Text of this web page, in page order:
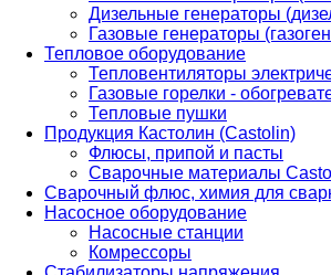
Дизельные генераторы
Газовые генераторы
Тепловое оборудование
Тепловентиляторы
Газовые горелки -
Тепловые пушки
Продукция Кастолин (Castolin)
Флюсы, припой и пасты
Сварочные материалы
Сварочный флюс, химия для
Насосное оборудование
Насосные станции
Комрессоры